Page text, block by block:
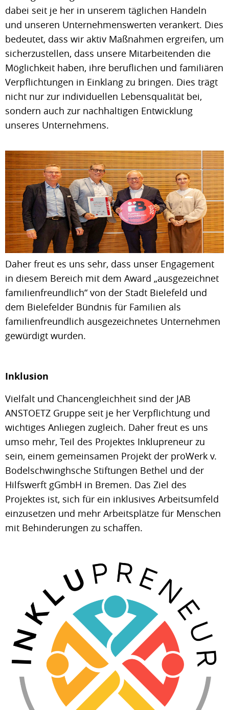
dabei seit je her in unserem täglichen Handeln
und unseren Unternehmenswerten verankert. Dies
bedeutet, dass wir aktiv Maßnahmen ergreifen, um
sicherzustellen, dass unsere Mitarbeitenden die
Möglichkeit haben, ihre beruflichen und familiären
Verpflichtungen in Einklang zu bringen. Dies trägt
nicht nur zur individuellen Lebensqualität bei,
sondern auch zur nachhaltigen Entwicklung
unseres Unternehmens.
Daher freut es uns sehr, dass unser Engagement
in diesem Bereich mit dem Award „ausgezeichnet
familienfreundlich“ von der Stadt Bielefeld und
dem Bielefelder Bündnis für Familien als
familienfreundlich ausgezeichnetes Unternehmen
gewürdigt wurden.
Inklusion
Vielfalt und Chancengleichheit sind der JAB
ANSTOETZ Gruppe seit je her Verpflichtung und
wichtiges Anliegen zugleich. Daher freut es uns
umso mehr, Teil des Projektes Inklupreneur zu
sein, einem gemeinsamen Projekt der proWerk v.
Bodelschwinghsche Stiftungen Bethel und der
Hilfswerft gGmbH in Bremen. Das Ziel des
Projektes ist, sich für ein inklusives Arbeitsumfeld
einzusetzen und mehr Arbeitsplätze für Menschen
mit Behinderungen zu schaffen.